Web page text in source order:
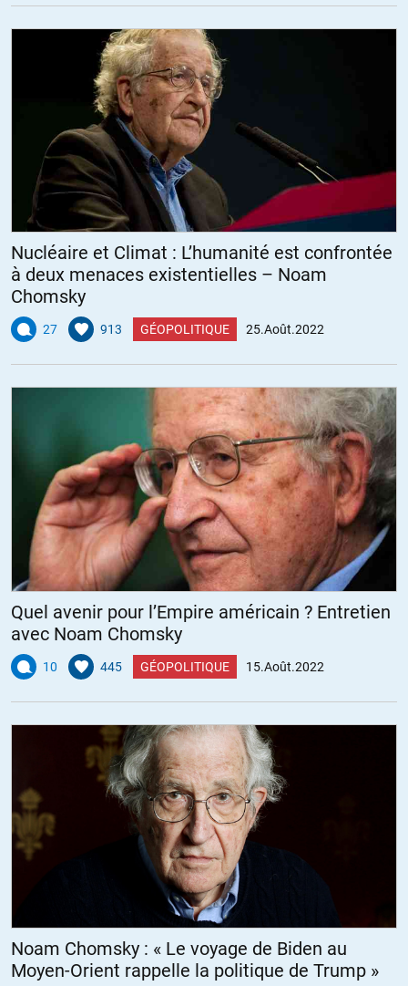
Nucléaire et Climat : L’humanité est confrontée
à deux menaces existentielles – Noam
Chomsky
27 913 GÉOPOLITIQUE 25.Août.2022
Quel avenir pour l’Empire américain ? Entretien
avec Noam Chomsky
10 445 GÉOPOLITIQUE 15.Août.2022
Noam Chomsky : « Le voyage de Biden au
Moyen-Orient rappelle la politique de Trump »